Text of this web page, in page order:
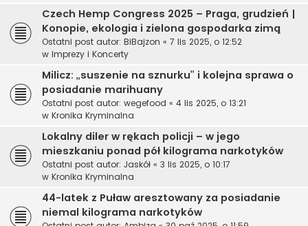
Czech Hemp Congress 2025 – Praga, grudzień |
Konopie, ekologia i zielona gospodarka zimą
Ostatni post autor: BiBajzon « 7 lis 2025, o 12:52
w Imprezy i Koncerty
Milicz: „suszenie na sznurku” i kolejna sprawa o
posiadanie marihuany
Ostatni post autor: wegefood « 4 lis 2025, o 13:21
w Kronika Kryminalna
Lokalny diler w rękach policji – w jego
mieszkaniu ponad pół kilograma narkotyków
Ostatni post autor: Jaskół « 3 lis 2025, o 10:17
w Kronika Kryminalna
44-latek z Puław aresztowany za posiadanie
niemal kilograma narkotyków